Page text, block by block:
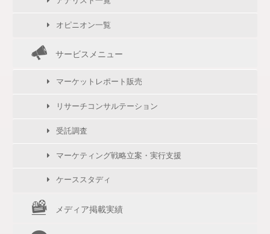
オピニオン一覧
サービスメニュー
マーケットレポート販売
リサーチコンサルテーション
受託調査
マーケティング戦略立案・実行支援
ケーススタディ
メディア掲載実績